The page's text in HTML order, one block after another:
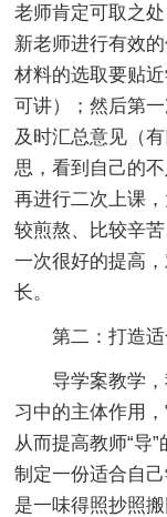
老师肯定可取之
新老师进行有效
材料的选取要贴
可讲）；然后第
及时汇总意见（
思，看到自己的
再进行二次上课
较煎熬、比较辛
一次很好的提高
长。
第二：打造适
导学案教学，
习中的主体作用
从而提高教师“导
制定一份适合自
是一味得照抄照